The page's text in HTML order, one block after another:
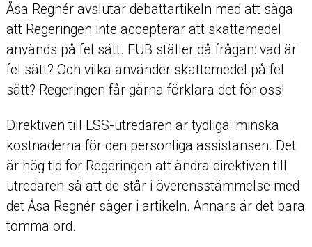
Åsa Regnér avslutar debattartikeln med att säga
att Regeringen inte accepterar att skattemedel
används på fel sätt. FUB ställer då frågan: vad är
fel sätt? Och vilka använder skattemedel på fel
sätt? Regeringen får gärna förklara det för oss!
Direktiven till LSS-utredaren är tydliga: minska
kostnaderna för den personliga assistansen. Det
är hög tid för Regeringen att ändra direktiven till
utredaren så att de står i överensstämmelse med
det Åsa Regnér säger i artikeln. Annars är det bara
tomma ord.